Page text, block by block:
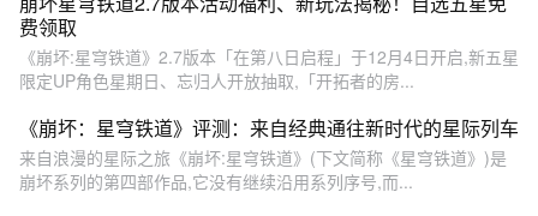
费领取
《崩坏:星穹铁道》2.7版本「在第八日启程」于12月4日开启,新五星
限定UP角色星期日、忘归人开放抽取,「开拓者的房...
《崩坏：星穹铁道》评测：来自经典通往新时代的星际列车
来自浪漫的星际之旅《崩坏:星穹铁道》(下文简称《星穹铁道》)是
崩坏系列的第四部作品,它没有继续沿用系列序号,而...